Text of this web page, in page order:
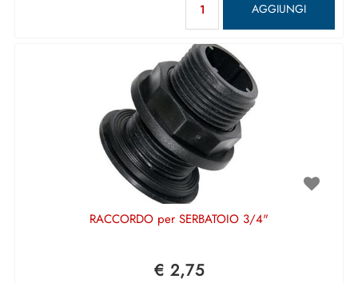
AGGIUNGI
RACCORDO per SERBATOIO 3/4"
€ 2,75